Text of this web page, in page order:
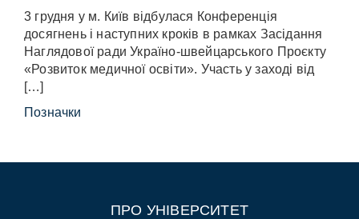
3 грудня у м. Київ відбулася Конференція
досягнень і наступних кроків в рамках Засідання
Наглядової ради Україно-швейцарського Проєкту
«Розвиток медичної освіти». Участь у заході від
[…]
Позначки
ПРО УНІВЕРСИТЕТ